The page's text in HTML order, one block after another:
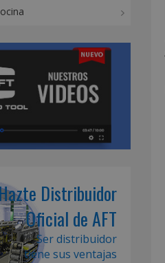
Distribuidor
Oficial de AFT
Ser distribuidor
tiene sus ventajas